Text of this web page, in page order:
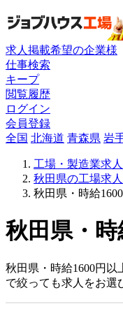
求人掲載希望の企業様
仕事検索
キープ
閲覧履歴
ログイン
会員登録
全国 北海道 青森県 岩
工場・製造業求人
秋田県の工場求人
秋田県・時給
秋田県・
秋田県・時給1600円
で絞っても求人をお選